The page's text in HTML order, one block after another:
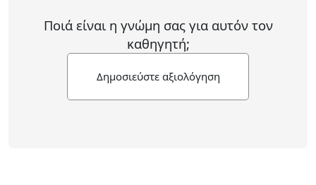
Ποιά είναι η γνώμη σας για αυτόν τον
καθηγητή;
Δημοσιεύστε αξιολόγηση